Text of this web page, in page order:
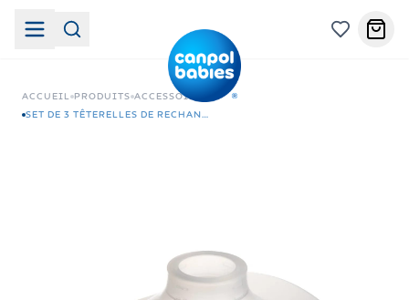
ACCUEIL PRODUITS ACCESSOIRES
SET DE 3 TÊTERELLES DE RECHANGE 19/21/24 MM POUR TITE-LAIT MAINS LIBRES-20/108